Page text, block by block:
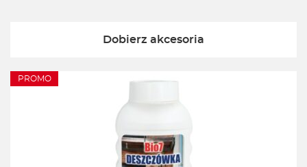
Dobierz akcesoria
PROMO